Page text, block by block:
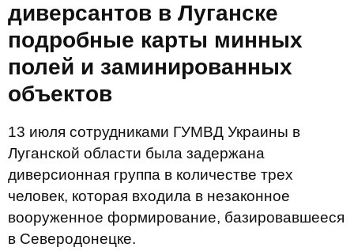
диверсантов в Луганске
подробные карты минных
полей и заминированных
объектов
13 июля сотрудниками ГУМВД Украины в
Луганской области была задержана
диверсионная группа в количестве трех
человек, которая входила в незаконное
вооруженное формирование, базировавшееся
в Северодонецке.